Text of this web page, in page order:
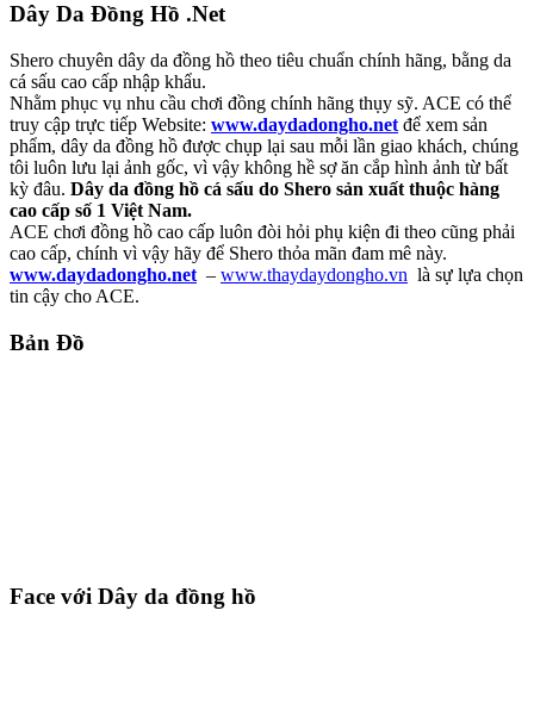
Dây Da Đồng Hồ .Net
Shero chuyên dây da đồng hồ theo tiêu chuẩn chính hãng, bằng da
cá sấu cao cấp nhập khẩu.
Nhằm phục vụ nhu cầu chơi đồng chính hãng thụy sỹ. ACE có thể
truy cập trực tiếp Website: www.daydadongho.net để xem sản
phẩm, dây da đồng hồ được chụp lại sau mỗi lần giao khách, chúng
tôi luôn lưu lại ảnh gốc, vì vậy không hề sợ ăn cắp hình ảnh từ bất
kỳ đâu. Dây da đồng hồ cá sấu do Shero sản xuất thuộc hàng
cao cấp số 1 Việt Nam.
ACE chơi đồng hồ cao cấp luôn đòi hỏi phụ kiện đi theo cũng phải
cao cấp, chính vì vậy hãy để Shero thỏa mãn đam mê này.
www.daydadongho.net – www.thaydaydongho.vn là sự lựa chọn
tin cậy cho ACE.
Bản Đồ
Face với Dây da đồng hồ